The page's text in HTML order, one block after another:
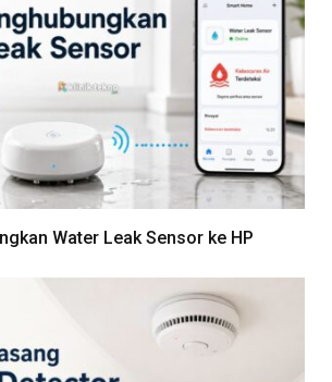
Water Leak Sensor ke HP